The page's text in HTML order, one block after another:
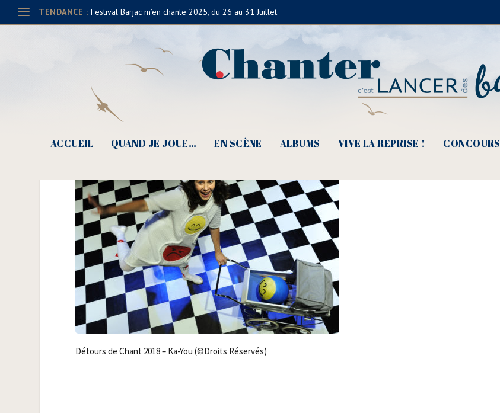
TENDANCE : Festival Barjac m’en chante 2025, du 26 au 31 Juillet
ACCUEIL QUAND JE JOUE… EN SCÈNE ALBUMS VIVE LA REPRISE ! CONCOURS
Détours de Chant 2018 – Ka-You (©Droits Réservés)
Détours de Chant 2018 – Ka-You (©Droits Réservés)